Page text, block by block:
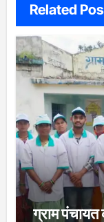
Related
ग्राम पंचायत